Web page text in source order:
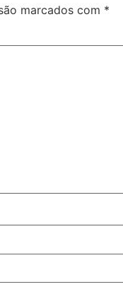
marcados com *